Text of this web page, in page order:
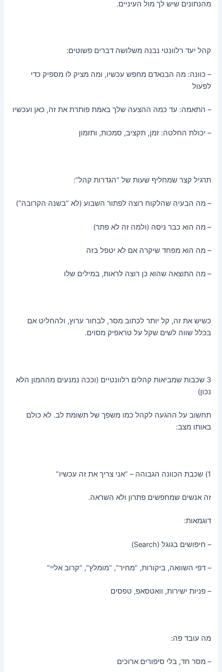
מהנתונים שיש לך מול העיניים.
קהל יעד רלוונטי נבנה משלושה דברים פשוטים:
– כוונה: מה הבנאדם מחפש עכשיו, ומה מציק לו מספיק כדי
לפעול
– התאמה: עד כמה ההצעה שלך באמת פותרת את זה, כאן ועכשיו
– יכולת החלטה: זמן, תקציב, סמכות, ותזמון
תרגיל קצר שמחליף שעות של “הגדרות קהל”:
– מה הבעיה שהלקוח רוצה לפתור השבוע (לא “בשנה הקרובה”)
– מה הוא כבר ניסה (ולמה זה לא פתר)
– מה הוא מפחד שיקרה אם לא יטפל בזה
– מה התוצאה שהוא כן רוצה לראות, במילים שלו
כשיש את זה, קל יותר לכתוב מסר, לבחור ערוץ, ולהחליט אם
בכלל שווה לשים שקל על טראפיק מסוים.
3 שכבות שמביאות קהלים רלוונטיים (וככה נמנעים מההמון הלא
נכון)
תחשוב על ההגעה לקהל כמו משפך של תשומת לב. לא כולם
באותו מצב:
1) שכבת הכוונה הגבוהה – “אני צריך את זה עכשיו”
זה אנשים שמחפשים פתרון ולא השראה.
דוגמאות:
– חיפושים בגוגל (Search)
– דפי השוואה, ביקורות, “מחיר”, “מומלץ”, “קרוב אליי”
– פניות ישירות, וואטסאפ, טפסים
מה עובד פה:
– מסר חד, בלי סיפורים ארוכים